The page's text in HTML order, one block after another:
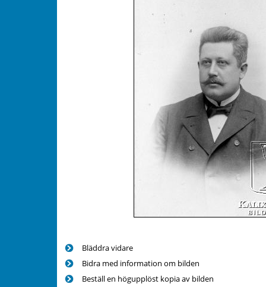
Bläddra vidare
Bidra med information om bilden
Beställ en högupplöst kopia av bilden